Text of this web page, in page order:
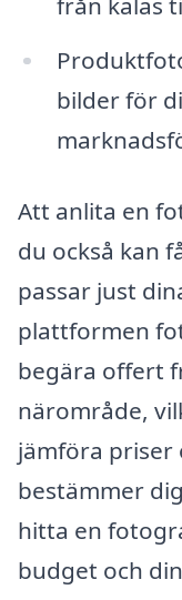
bilder för
Att anlita en
du också kan
passar just
plattformen
begära offert
närområde,
jämföra priser
bestämmer
hitta en
budget och